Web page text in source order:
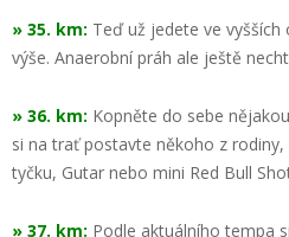
» 35. km: Teď už jedete ve
výše. Anaerobní práh ale ještě
» 36. km: Kopněte do sebe
si na trať postavte někoho z
tyčku, Gutar nebo mini Red Bull
» 37. km: Podle aktuálního tempa